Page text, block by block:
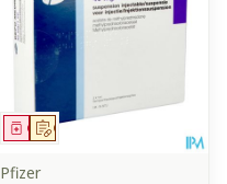
Op voorschrift
Geneesmiddel
Pfizer